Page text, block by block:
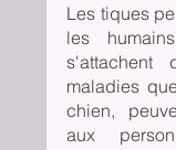
Les tiques
les
s'attachent
maladies
chien,
aux